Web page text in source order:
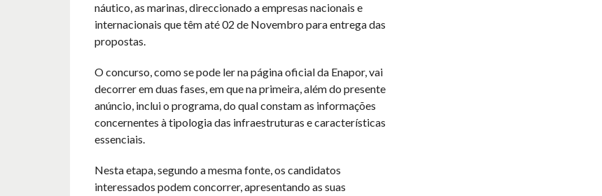
náutico, as marinas, direccionado a empresas nacionais e
internacionais que têm até 02 de Novembro para entrega das
propostas.
O concurso, como se pode ler na página oficial da Enapor, vai
decorrer em duas fases, em que na primeira, além do presente
anúncio, inclui o programa, do qual constam as informações
concernentes à tipologia das infraestruturas e características
essenciais.
Nesta etapa, segundo a mesma fonte, os candidatos
interessados podem concorrer, apresentando as suas